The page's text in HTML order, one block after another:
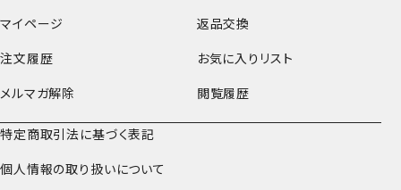
マイページ
返品交換
注文履歴
お気に入りリスト
メルマガ解除
閲覧履歴
特定商取引法に基づく表記
個人情報の取り扱いについて